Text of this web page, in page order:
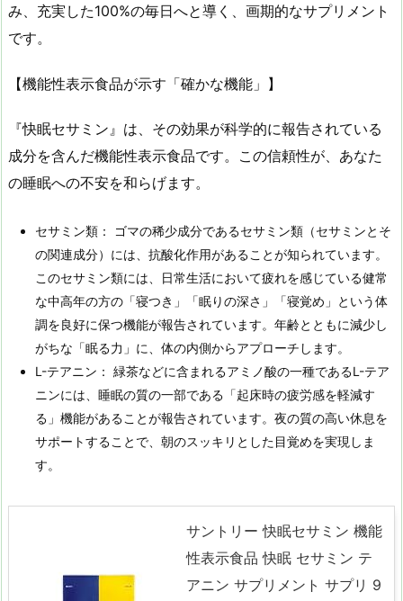
み、充実した100%の毎日へと導く、画期的なサプリメント
です。
【機能性表示食品が示す「確かな機能」】
『快眠セサミン』は、その効果が科学的に報告されている
成分を含んだ機能性表示食品です。この信頼性が、あなた
の睡眠への不安を和らげます。
セサミン類： ゴマの稀少成分であるセサミン類（セサミンとそ
の関連成分）には、抗酸化作用があることが知られています。
このセサミン類には、日常生活において疲れを感じている健常
な中高年の方の「寝つき」「眠りの深さ」「寝覚め」という体
調を良好に保つ機能が報告されています。年齢とともに減少し
がちな「眠る力」に、体の内側からアプローチします。
L-テアニン： 緑茶などに含まれるアミノ酸の一種であるL-テア
ニンには、睡眠の質の一部である「起床時の疲労感を軽減す
る」機能があることが報告されています。夜の質の高い休息を
サポートすることで、朝のスッキリとした目覚めを実現しま
す。
サントリー 快眠セサミン 機能
性表示食品 快眠 セサミン テ
アニン サプリメント サプリ 9